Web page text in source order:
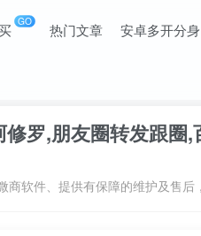
GO 热门文章 安卓多开分身
罗,朋友圈转发跟圈,